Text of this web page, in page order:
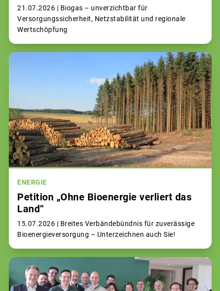
21.07.2026 | Biogas – unverzichtbar für
Versorgungssicherheit, Netzstabilität und regionale
Wertschöpfung
ENERGIE
Petition „Ohne Bioenergie verliert das
Land“
15.07.2026 | Breites Verbändebündnis für zuverässige
Bioenergieversorgung – Unterzeichnen auch Sie!